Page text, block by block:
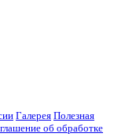
Галерея Полезная
об обработке